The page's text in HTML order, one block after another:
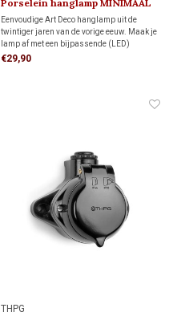
Porselein hanglamp MINIMAAL
1920
Eenvoudige Art Deco hanglamp uit de
twintiger jaren van de vorige eeuw. Maak je
lamp af met een bijpassende (LED)
kooldraadlamp.
€29,90
THPG